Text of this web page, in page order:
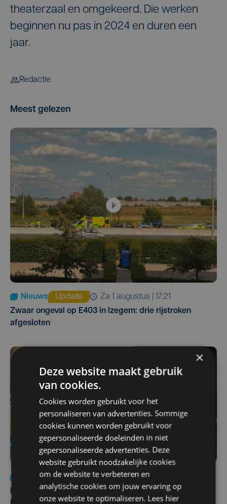
theaterzaal en omgekeerd. Die werken
beginnen nu pas in 2024 en duren een
jaar.
Redactie
Meest gelezen
Nieuws Update
za 1 augustus | 17:21
Zwaar ongeval op E403 in Izegem: drie rijstroken
afgesloten
Nieuws
di 4 augustus | 09:32
Man en vrouw dood aangetroffen in woning in Sint-
×
Deze website maakt gebruik
van cookies.
Cookies worden gebruikt voor het
personaliseren van advertenties. Sommige
cookies kunnen worden gebruikt voor
gepersonaliseerde doeleinden in niet
gepersonaliseerde advertenties. Deze
website gebruikt noodzakelijke cookies
om de website te verbeteren en
analytische cookies om jouw ervaring op
onze website te optimaliseren. Lees hier